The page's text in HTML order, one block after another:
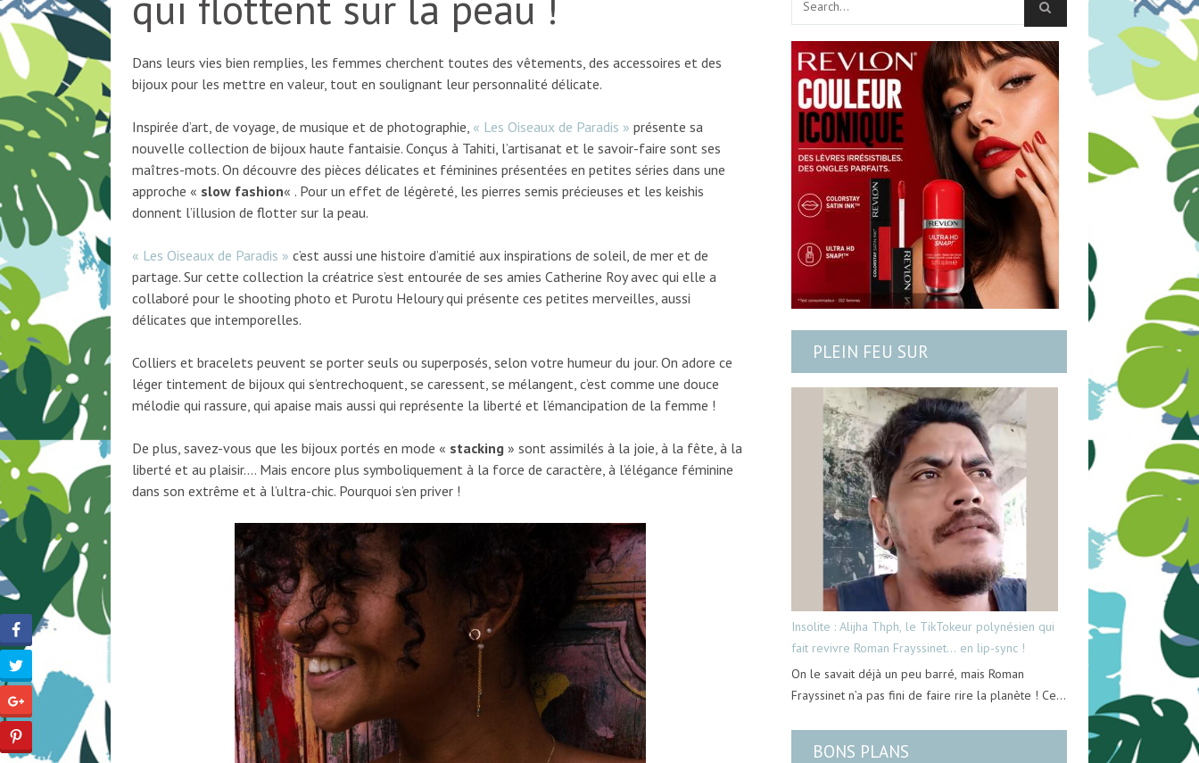
Dans leurs vies bien remplies, les femmes cherchent toutes des vêtements, des accessoires et des
bijoux pour les mettre en valeur, tout en soulignant leur personnalité délicate.
Inspirée d’art, de voyage, de musique et de photographie, « Les Oiseaux de Paradis » présente sa
nouvelle collection de bijoux haute fantaisie. Conçus à Tahiti, l’artisanat et le savoir-faire sont ses
maîtres-mots. On découvre des pièces délicates et féminines présentées en petites séries dans une
approche « slow fashion« . Pour un effet de légèreté, les pierres semis précieuses et les keishis
donnent l’illusion de flotter sur la peau.
« Les Oiseaux de Paradis » c’est aussi une histoire d’amitié aux inspirations de soleil, de mer et de
partage. Sur cette collection la créatrice s’est entourée de ses amies Catherine Roy avec qui elle a
collaboré pour le shooting photo et Purotu Heloury qui présente ces petites merveilles, aussi
délicates que intemporelles.
Colliers et bracelets peuvent se porter seuls ou superposés, selon votre humeur du jour. On adore ce
léger tintement de bijoux qui s’entrechoquent, se caressent, se mélangent, c’est comme une douce
mélodie qui rassure, qui apaise mais aussi qui représente la liberté et l’émancipation de la femme !
De plus, savez-vous que les bijoux portés en mode « stacking » sont assimilés à la joie, à la fête, à la
liberté et au plaisir.… Mais encore plus symboliquement à la force de caractère, à l’élégance féminine
dans son extrême et à l’ultra-chic. Pourquoi s’en priver !
PLEIN FEU SUR
Insolite : Alijha Thph, le TikTokeur polynésien qui
fait revivre Roman Frayssinet… en lip-sync !
On le savait déjà un peu barré, mais Roman
Frayssinet n’a pas fini de faire rire la planète ! Ce…
BONS PLANS